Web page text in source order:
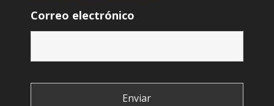
Correo electrónico